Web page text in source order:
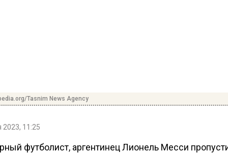
Tasnim News Agency
2023, 11:25
футболист, аргентинец Лионель Месси